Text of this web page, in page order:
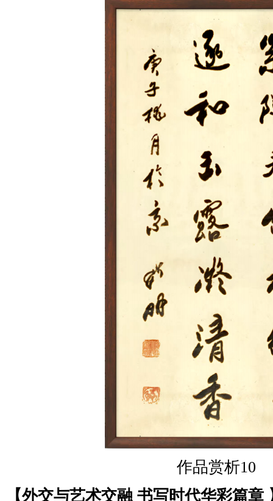
作品赏析10
【外交与艺术交融 书写时代华彩篇章